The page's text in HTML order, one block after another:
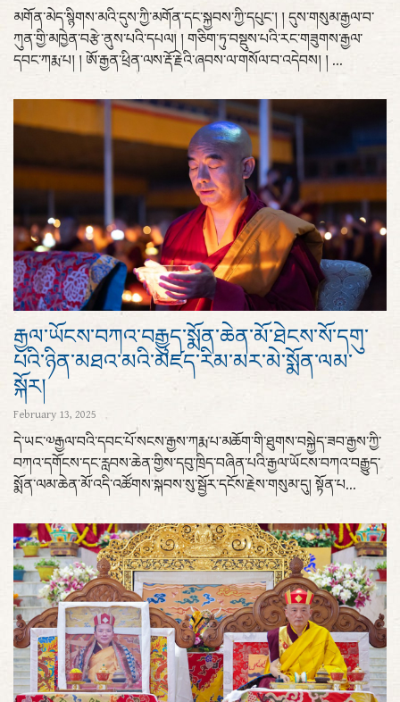
མགོན་མེད་སྙིགས་མའི་དུས་ཀྱི་མགོན་དང་སྐྱབས་ཀྱི་དཔུང་། ། དུས་གསུམ་རྒྱལ་བ་
ཀུན་གྱི་མཁྱེན་བརྩེ་ནུས་པའི་དཔལ། ། གཅིག་ཏུ་བསྡུས་པའི་རང་གཟུགས་རྒྱལ་
དབང་ཀརྨ་པ། ། ཨོ་རྒྱན་ཕྲིན་ལས་རྡོ་རྗེའི་ཞབས་ལ་གསོལ་བ་འདེབས། ། ...
རྒྱལ་ཡོངས་བཀའ་བརྒྱུད་སྨོན་ཆེན་མོ་ཐེངས་སོ་དགུ་
པའི་ཉིན་མཐའ་མའི་མཛད་རིམ་མར་མེ་སྨོན་ལམ་
སྐོར།
February 13, 2025
དེ་ཡང་༧རྒྱལ་བའི་དབང་པོ་སངས་རྒྱས་ཀརྨ་པ་མཆོག་གི་ཐུགས་བསྐྱེད་ཟབ་རྒྱས་ཀྱི་
བཀའ་དགོངས་དང་རླབས་ཆེན་གྱིས་དབུ་ཁྲིད་བཞིན་པའི་རྒྱལ་ཡོངས་བཀའ་བརྒྱུད་
སྨོན་ལམ་ཆེན་མོ་འདི་འཚོགས་སྐབས་སུ་སྦྱོར་དངོས་རྗེས་གསུམ་དུ། སྟོན་པ...